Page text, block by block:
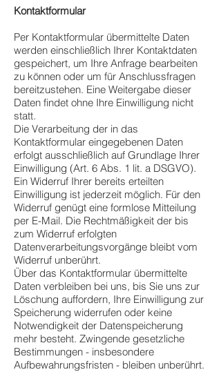
Kontaktformular
Per Kontaktformular übermittelte Daten
werden einschließlich Ihrer Kontaktdaten
gespeichert, um Ihre Anfrage bearbeiten
zu können oder um für Anschlussfragen
bereitzustehen. Eine Weitergabe dieser
Daten findet ohne Ihre Einwilligung nicht
statt.
Die Verarbeitung der in das
Kontaktformular eingegebenen Daten
erfolgt ausschließlich auf Grundlage Ihrer
Einwilligung (Art. 6 Abs. 1 lit. a DSGVO).
Ein Widerruf Ihrer bereits erteilten
Einwilligung ist jederzeit möglich. Für den
Widerruf genügt eine formlose Mitteilung
per E-Mail. Die Rechtmäßigkeit der bis
zum Widerruf erfolgten
Datenverarbeitungsvorgänge bleibt vom
Widerruf unberührt.
Über das Kontaktformular übermittelte
Daten verbleiben bei uns, bis Sie uns zur
Löschung auffordern, Ihre Einwilligung zur
Speicherung widerrufen oder keine
Notwendigkeit der Datenspeicherung
mehr besteht. Zwingende gesetzliche
Bestimmungen - insbesondere
Aufbewahrungsfristen - bleiben unberührt.